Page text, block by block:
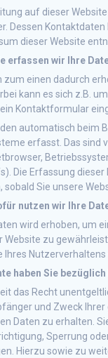
auf dieser
Dessen Kontaktdaten
dieser Website
erfassen wir Ihre
zum einen dadurch
kann es sich z.B.
Kontaktformular
automatisch beim
erfasst. Das sind
Die Erfassung
sobald Sie unsere
nutzen wir Ihre
wird erhoben, um
Website zu
Ihres
haben Sie
das Recht
und Zweck
Daten zu erhalten.
Sperrung
Hierzu sowie zu